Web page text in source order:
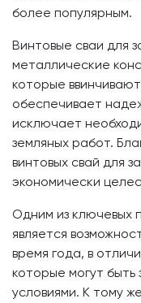
более популярным.
Винтовые сваи для
металлические
которые
обеспечивает
исключает
земляных работ.
винтовых свай для
экономически
Одним из ключевых
является
время года, в
которые могут
условиями. К тому